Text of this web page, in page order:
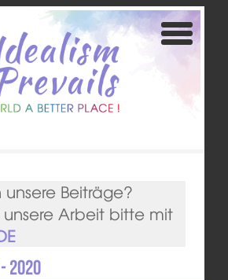
Beiträge?
unsere Arbeit bitte mit
2020